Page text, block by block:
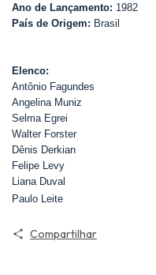
Ano de Lançamento: 1982
País de Origem: Brasil
Elenco:
Antônio Fagundes
Angelina Muniz
Selma Egrei
Walter Forster
Dênis Derkian
Felipe Levy
Liana Duval
Paulo Leite
Compartilhar